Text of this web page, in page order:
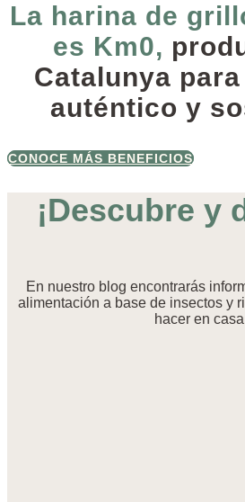
La harina de
es Km0,
Catalunya
auténtico y
CONOCE MÁS BENEFICIOS
¡Descubre y
En nuestro blog encontrarás
alimentación a base de insectos y
hacer en